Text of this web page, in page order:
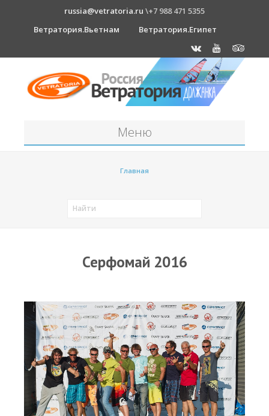
russia@vetratoria.ru \+7 988 471 5355
Ветратория.Вьетнам
Ветратория.Египет
Меню
Прогноз погоды
Активности
Вингфойлинг
Виндсерфинг
Кайтсерфинг
Новости
Главная
Серфомай 2016